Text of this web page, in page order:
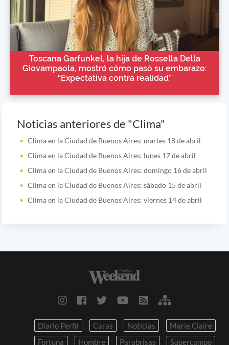
Toscana Garfunkel, la hija de Rossella Della
Giovampaola, mostró cómo pasó su embarazo:
“Expectativa contra realidad”
Noticias anteriores de "Clima"
Clima en la Ciudad de Buenos Aires: martes 18 de abril
Clima en la Ciudad de Buenos Aires: lunes 17 de abril
Clima en la Ciudad de Buenos Aires: domingo 16 de abril
Clima en la Ciudad de Buenos Aires: sábado 15 de abril
Clima en la Ciudad de Buenos Aires: viernes 14 de abril
Diario Perfil Caras Noticias
Marie Claire
Fortuna
Hombre Parabrisas
Supercampo